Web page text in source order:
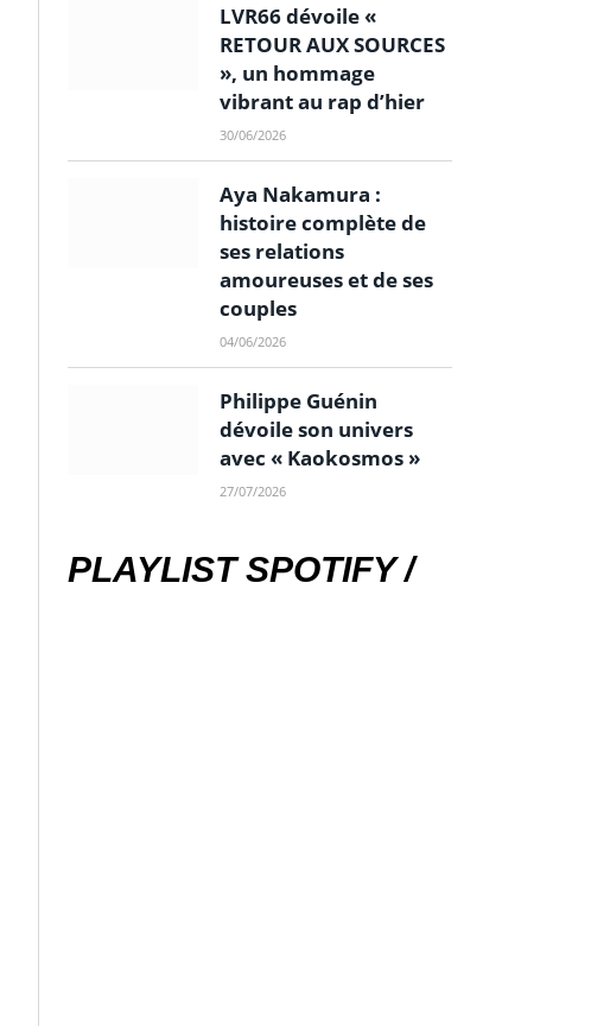
LVR66 dévoile «
RETOUR AUX SOURCES
», un hommage
vibrant au rap d’hier
30/06/2026
Aya Nakamura :
histoire complète de
ses relations
amoureuses et de ses
couples
04/06/2026
Philippe Guénin
dévoile son univers
avec « Kaokosmos »
27/07/2026
PLAYLIST SPOTIFY /